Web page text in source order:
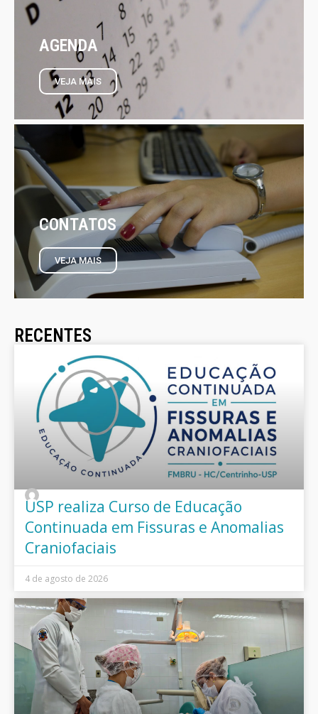
AGENDA
VEJA MAIS
CONTATOS
VEJA MAIS
RECENTES
USP realiza Curso de Educação
Continuada em Fissuras e Anomalias
Craniofaciais
4 de agosto de 2026